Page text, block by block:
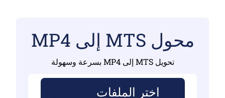
محول MTS إلى MP4
تحويل MTS إلى MP4 بسرعة وسهولة
اختر الملفات